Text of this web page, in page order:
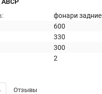
фонари задние
600
330
300
2
Отзывы